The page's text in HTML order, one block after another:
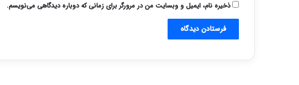
ذخیره نام، ایمیل و وبسایت من در مرورگر برای زمانی که دوباره دیدگاهی می‌نویسم.